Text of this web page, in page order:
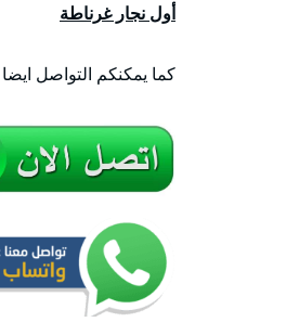
أول نجار غرناطة
كما يمكنكم التواصل